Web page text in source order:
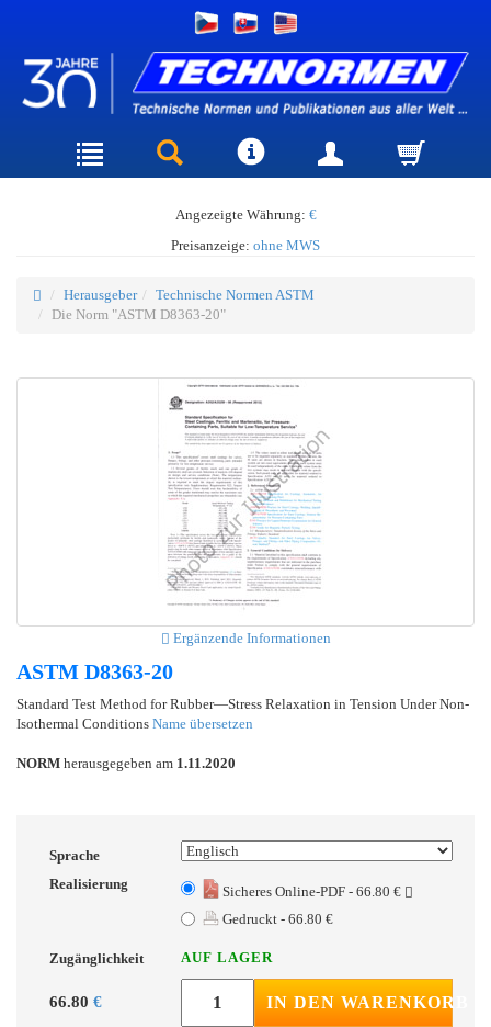
Angezeigte Währung: €
Preisanzeige: ohne MWS
Herausgeber
Technische Normen ASTM
Die Norm "ASTM D8363-20"
Ergänzende Informationen
ASTM D8363-20
Standard Test Method for Rubber—Stress Relaxation in Tension Under Non-
Isothermal Conditions Name übersetzen
NORM herausgegeben am 1.11.2020
Sprache
Realisierung
Sicheres Online-PDF - 66.80 €
Gedruckt - 66.80 €
Zugänglichkeit AUF LAGER
66.80 € IN DEN WARENKORB